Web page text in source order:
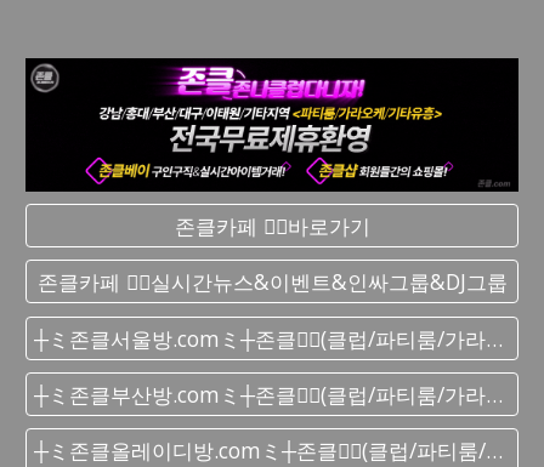
존클카페 ❤️‍🔥바로가기
존클카페 ❤️‍🔥실시간 뉴스&이벤트&인싸그룹&DJ그룹
┼ミ존클서울방.comミ┼존클❤️‍🔥(클럽/파티룸/가라오케) - 단톡방
┼ミ존클부산방.comミ┼존클❤️‍🔥(클럽/파티룸/가라오케) - 단톡방
┼ミ존클올레이디방.comミ┼존클❤️‍🔥(클럽/파티룸/가라오케) - 단톡방